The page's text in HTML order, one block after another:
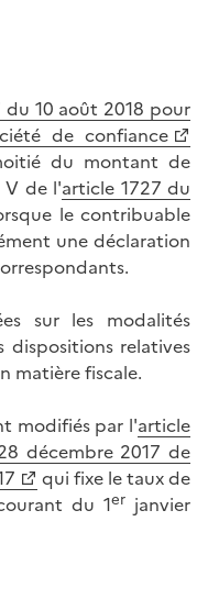
du 10 août 2018 pour
de confiance
du montant de
de l'article 1727 du
le contribuable
une déclaration
sur les modalités
relatives
matière fiscale.
modifiés par l'article
décembre 2017 de
qui fixe le taux de
du 1er janvier